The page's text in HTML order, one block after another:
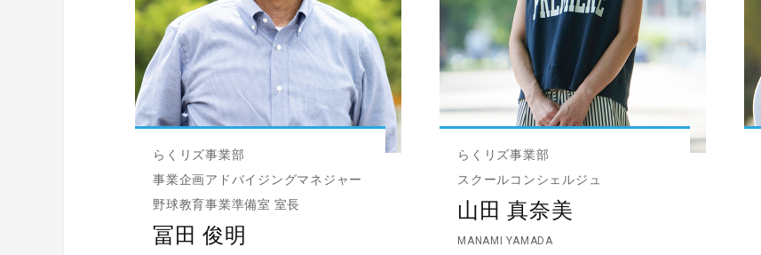
らくリズ事業部
事業企画アドバイジングマネジャー
野球教育事業準備室 室長
冨田 俊明
らくリズ事業部
スクールコンシェルジュ
山田 真奈美
MANAMI YAMADA